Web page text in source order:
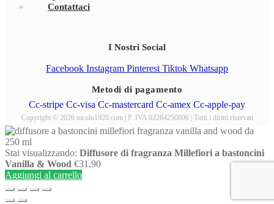
Contattaci
I Nostri Social
Facebook Instagram Pinterest Tiktok Whatsapp
Metodi di pagamento
Cc-stripe Cc-visa Cc-mastercard Cc-amex Cc-apple-pay
Copyright © 2026 nicolo1920.com | P. IVA 02284250806 | Tutti i diritti riservati
Stai visualizzando: Diffusore di fragranza Millefiori a bastoncini
Vanilla & Wood €31,90
Aggiungi al carrello